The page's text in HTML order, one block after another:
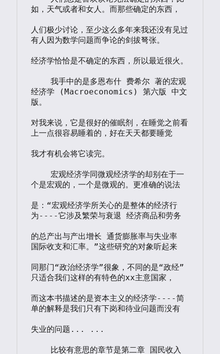
如，天气或者和女人。而那些确定的东西，
人们极少讨论，至少这么多年来我还没有见过
有人因为数学问题而争论的剑拔弩张。
经济学恰恰是不确定的东西，所以最近很火。
    我手中的是多恩布什 费希尔 著的宏观
经济学 (Macroeconomics) 第六版 中文
版。
对我来说，它是很好的催眠剂，在睡觉之前看
上一点很容易睡着的，好在天天都要睡觉
我才有机会将它读完。
    宏观经济学同微观经济学的却别在于一
个是宏观的，一个是微观的。更准确的说法
是：“宏观经济学所关心的是整体的经济行
为----它涉及繁荣与衰退 经济商品和劳务
的总产出与产出增长 通货膨胀率与失业率
国际收支和汇率。”这些研究的对象听起来
同那门“政治经济学”很象，不同的是“政经”
只适合我们这样的有特色的xx主意国家，
而这本书描述的是资本主义的经济学----简
单的解释是我们只有下岗和待业问题而没有
失业的问题... ...